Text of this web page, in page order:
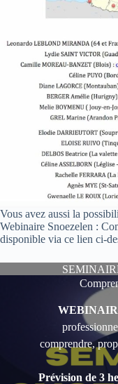
Vous avez aussi la
Webinaire Snoezelen :
disponible via ce lien ci-
comprendre,
Prévision de 3